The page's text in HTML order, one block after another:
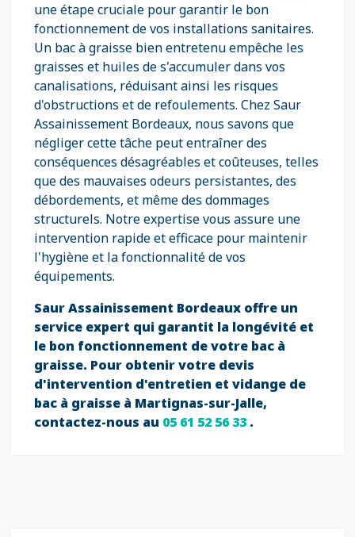
une étape cruciale pour garantir le bon
fonctionnement de vos installations sanitaires.
Un bac à graisse bien entretenu empêche les
graisses et huiles de s'accumuler dans vos
canalisations, réduisant ainsi les risques
d'obstructions et de refoulements. Chez Saur
Assainissement Bordeaux, nous savons que
négliger cette tâche peut entraîner des
conséquences désagréables et coûteuses, telles
que des mauvaises odeurs persistantes, des
débordements, et même des dommages
structurels. Notre expertise vous assure une
intervention rapide et efficace pour maintenir
l'hygiène et la fonctionnalité de vos
équipements.
Saur Assainissement Bordeaux offre un
service expert qui garantit la longévité et
le bon fonctionnement de votre bac à
graisse. Pour obtenir votre devis
d'intervention d'entretien et vidange de
bac à graisse à Martignas-sur-Jalle,
contactez-nous au 05 61 52 56 33 .